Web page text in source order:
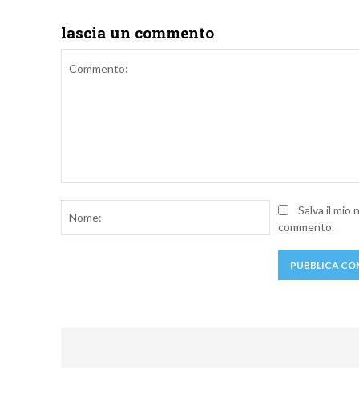
lascia un commento
Nome:Salva il mio
commento.